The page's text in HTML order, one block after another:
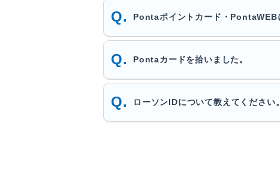
Pontaポイントカード・PontaWEB
Pontaカードを拾いました。
ローソンIDについて教えてください。